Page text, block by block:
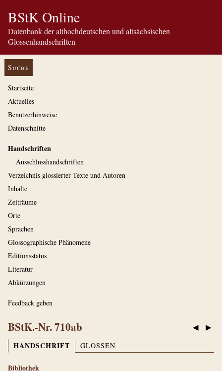
BStK Online
Datenbank der althochdeutschen und altsächsischen
Glossenhandschriften
Suche
Startseite
Aktuelles
Benutzerhinweise
Datenschnitte
Handschriften
Ausschluss­handschriften
Verzeichnis glossierter Texte und Autoren
Inhalte
Zeiträume
Orte
Sprachen
Glossographische Phänomene
Editionsstatus
Literatur
Abkürzungen
Feedback geben
◀ ▶
BStK.-Nr. 710ab
HANDSCHRIFT GLOSSEN
Bibliothek